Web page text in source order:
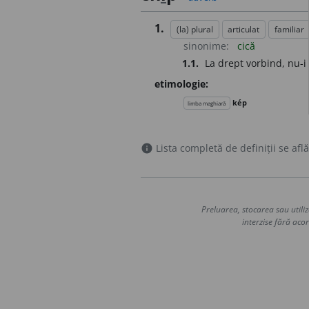
1. (la) plural articulat familiar
sinonime:
cică
1.1. La drept vorbind, nu-i
etimologie:
limba maghiară kép
info Lista completă de definiții se
Preluarea, stocarea sau
interzise fără